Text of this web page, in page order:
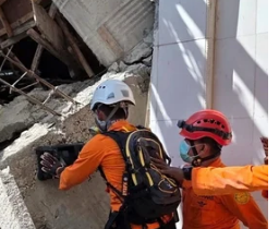
qua có nhiều bước phát
vững chắc cho sự phát triển
quan hệ Đối tác chiến lược